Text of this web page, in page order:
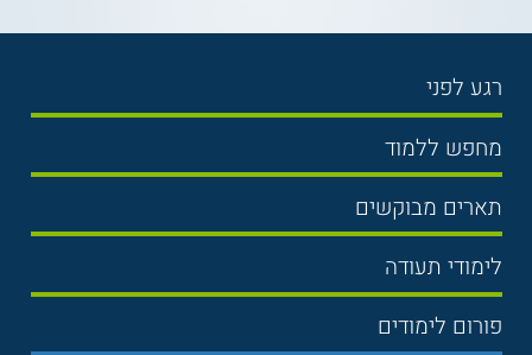
רגע לפני
בחירת לימודים
תנאי קבלה
שכר לימוד
אוניברסיטה
מכללות
ימים פתוחים
מחפש ללמוד
תואר ראשון
תואר שני
הכנה לבגרות
מכינות
תארים מבוקשים
משפטים
מנהל עסקים
כלכלה
לימודי תעודה
נדל"ן
פורום לימודים